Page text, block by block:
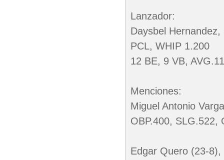
Lanzador:
Daysbel
PCL, WHIP 1.200
12 BE, 9 VB,
Menciones:
Miguel Antonio
OBP.400, SLG.522,
Edgar Quero (23-